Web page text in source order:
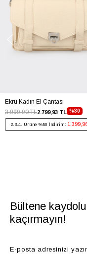
Ekru Kadın El Çantası
%30
2.799,93 TL
3.999,90 TL
2.3.4. Ürüne %50 İndirim:
Bültene
kaçırmayın!